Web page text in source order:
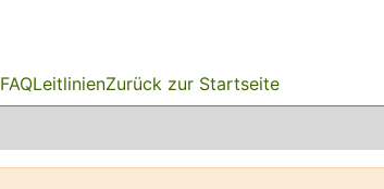
FAQLeitlinienZurück zur Startseite